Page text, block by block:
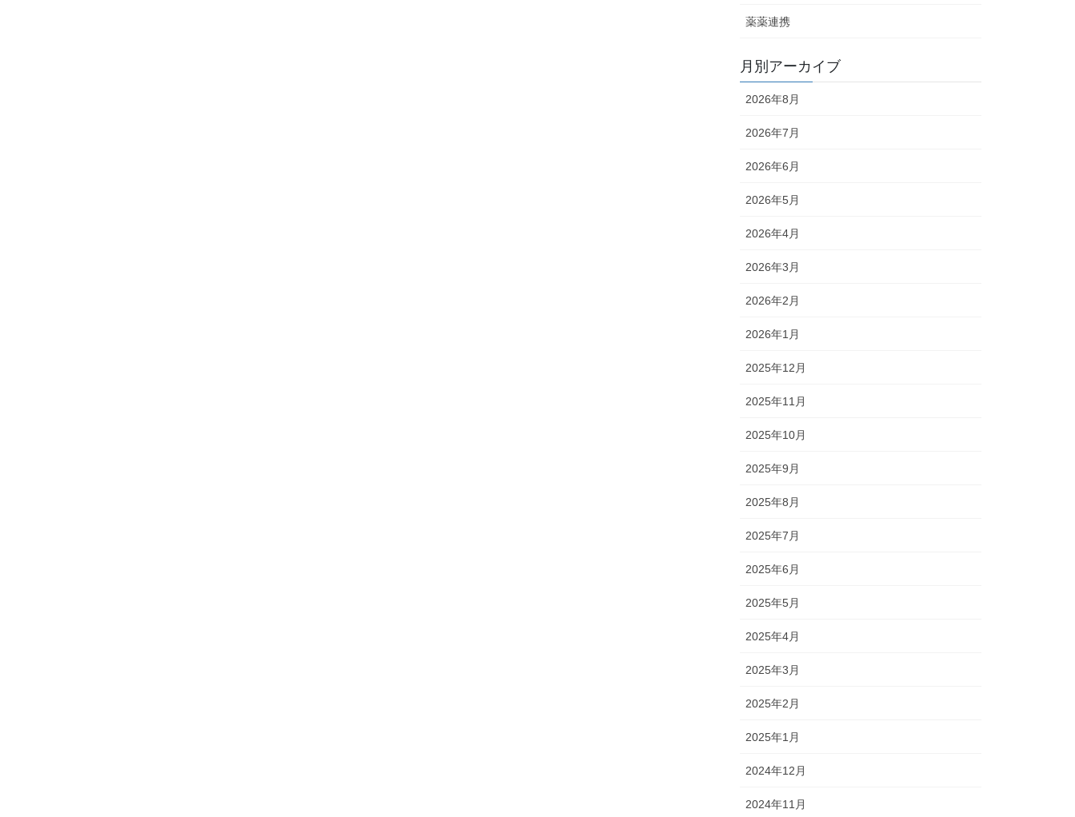
薬薬連携
月別アーカイブ
2026年8月
2026年7月
2026年6月
2026年5月
2026年4月
2026年3月
2026年2月
2026年1月
2025年12月
2025年11月
2025年10月
2025年9月
2025年8月
2025年7月
2025年6月
2025年5月
2025年4月
2025年3月
2025年2月
2025年1月
2024年12月
2024年11月